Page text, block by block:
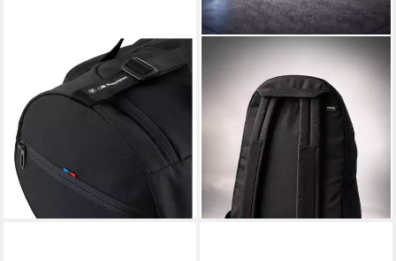
Sporttasche BMW M
Motorsport Sporttasche
Puma
77,99 €
lieferbar - in 2-3 Werktagen bei dir
Freizeitrucksack BMW
Rucksack 18L Modernes
Design Robustes Cordura
Tasche (1-tlg)
99,99 €
UVP
-23%
lieferbar - in 2-3 Werktagen bei dir